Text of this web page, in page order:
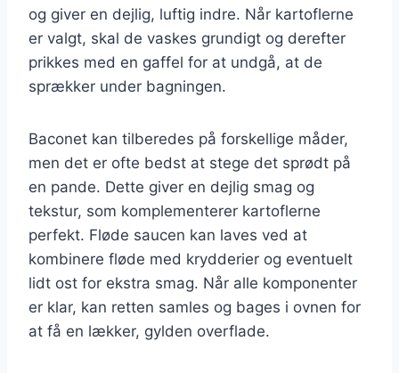
og giver en dejlig, luftig indre. Når kartoflerne
er valgt, skal de vaskes grundigt og derefter
prikkes med en gaffel for at undgå, at de
sprækker under bagningen.
Baconet kan tilberedes på forskellige måder,
men det er ofte bedst at stege det sprødt på
en pande. Dette giver en dejlig smag og
tekstur, som komplementerer kartoflerne
perfekt. Fløde saucen kan laves ved at
kombinere fløde med krydderier og eventuelt
lidt ost for ekstra smag. Når alle komponenter
er klar, kan retten samles og bages i ovnen for
at få en lækker, gylden overflade.